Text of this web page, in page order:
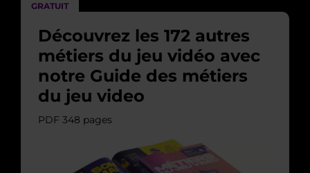
GRATUIT
Découvrez les 172 autres
métiers du jeu vidéo avec
notre Guide des métiers
du jeu video
PDF 348 pages